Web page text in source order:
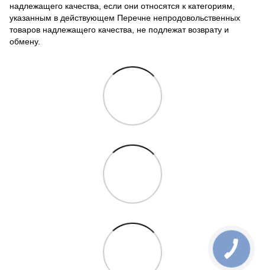
надлежащего качества, если они относятся к категориям,
указанным в действующем Перечне непродовольственных
товаров надлежащего качества, не подлежат возврату и
обмену.